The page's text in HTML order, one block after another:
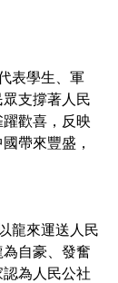
表學生、軍
支撐著人民
歡喜，反映
帶來豐盛，
龍來運送人民
自豪、發奮
為人民公社